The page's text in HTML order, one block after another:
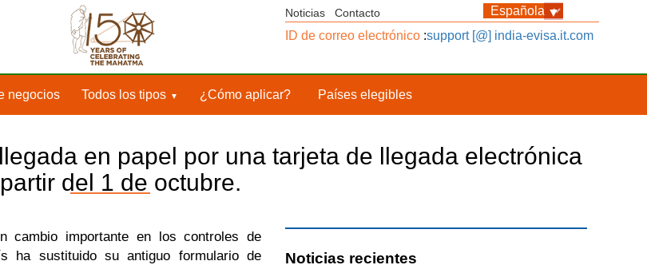
Noticias Contacto
ID de correo electrónico :support [@] india-evisa.it.com
negocios Todos los tipos ¿Cómo aplicar? Países elegibles
en papel por una tarjeta de llegada electrónica
del 1 de octubre.
cambio importante en los controles de
sustituido su antiguo formulario de
Noticias recientes